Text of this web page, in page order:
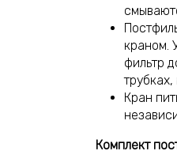
краном.
фильтр
Кран
Комплект